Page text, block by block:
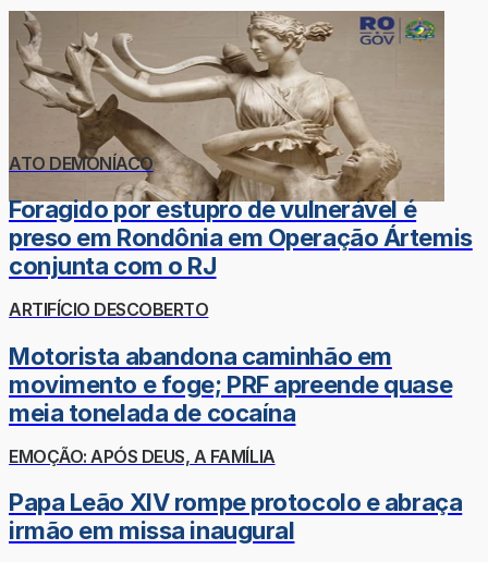
ATO DEMONÍACO
Foragido por estupro de vulnerável é
preso em Rondônia em Operação Ártemis
conjunta com o RJ
ARTIFÍCIO DESCOBERTO
Motorista abandona caminhão em
movimento e foge; PRF apreende quase
meia tonelada de cocaína
EMOÇÃO: APÓS DEUS, A FAMÍLIA
Papa Leão XIV rompe protocolo e abraça
irmão em missa inaugural